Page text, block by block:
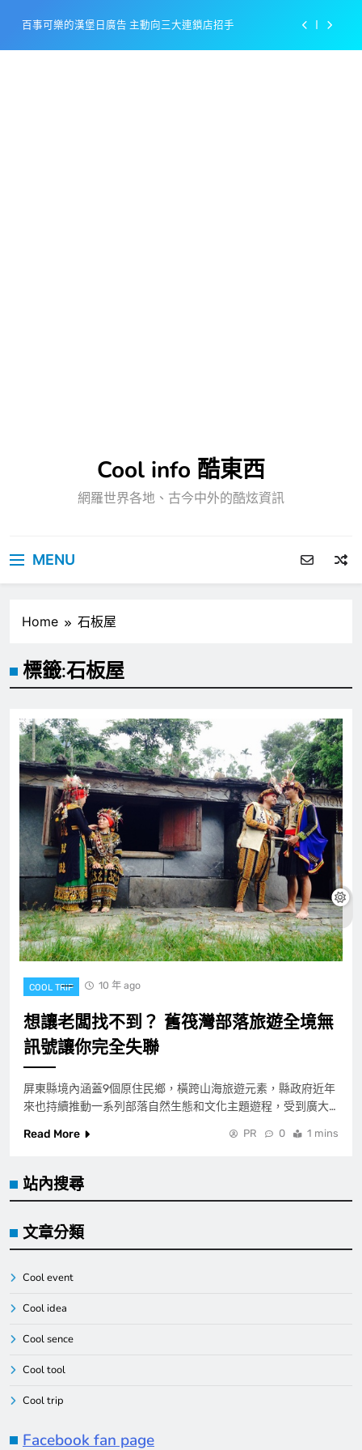
content
百事可樂的漢堡日廣告 主動向三大連鎖店招手
Cool info 酷東西
網羅世界各地、古今中外的酷炫資訊
MENU
Home 石板屋
標籤:石板屋
COOL TRIP 10 年 ago
想讓老闆找不到？ 舊筏灣部落旅遊全境無
訊號讓你完全失聯
屏東縣境內涵蓋9個原住民鄉，橫跨山海旅遊元素，縣政府近年
來也持續推動一系列部落自然生態和文化主題遊程，受到廣大…
Read More
PR 0 1 mins
站內搜尋
文章分類
Cool event
Cool idea
Cool sence
Cool tool
Cool trip
Facebook fan page